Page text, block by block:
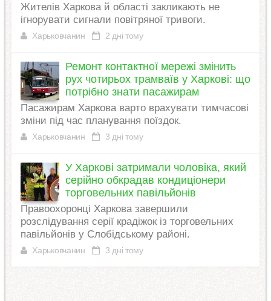
Жителів Харкова й області закликають не
ігнорувати сигнали повітряної тривоги.
Харьковчанин 2 дні тому
Ремонт контактної мережі змінить
рух чотирьох трамваїв у Харкові: що
потрібно знати пасажирам
Пасажирам Харкова варто врахувати тимчасові
зміни під час планування поїздок.
Харьковчанин 3 дні тому
У Харкові затримали чоловіка, який
серійно обкрадав кондиціонери
торговельних павільйонів
Правоохоронці Харкова завершили
розслідування серії крадіжок із торговельних
павільйонів у Слобідському районі.
Харьковчанин 3 дні тому